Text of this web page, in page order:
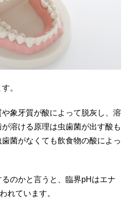
。
象牙質が酸によって脱灰し、溶
溶ける原理は虫歯菌が出す酸も
菌がなくても飲食物の酸によっ
のかと言うと、臨界pHはエナ
れています。